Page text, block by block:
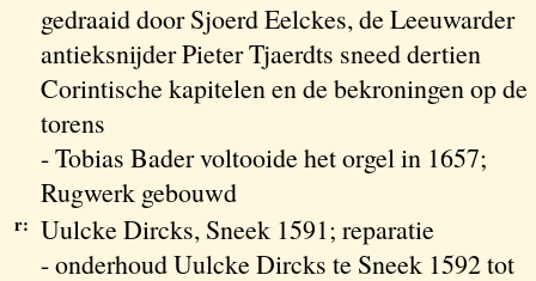
gedraaid door Sjoerd Eelckes, de Leeuwarder
antieksnijder Pieter Tjaerdts sneed dertien
Corintische kapitelen en de bekroningen op de
torens
- Tobias Bader voltooide het orgel in 1657;
Rugwerk gebouwd
r: Uulcke Dircks, Sneek 1591; reparatie
- onderhoud Uulcke Dircks te Sneek 1592 tot